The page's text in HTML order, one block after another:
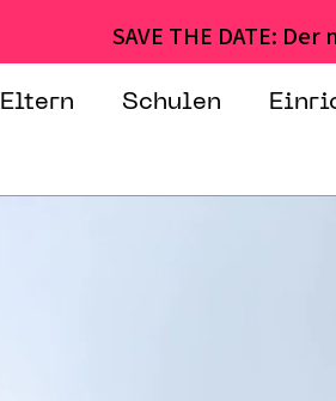
SAVE THE DATE:
Eltern Schulen